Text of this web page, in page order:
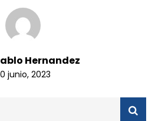
Hernandez
junio, 2023